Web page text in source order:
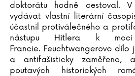
doktorátu hodně cestoval.
vydávat vlastní literární
účastnil protiválečného a
nástupu Hitlera k
Francie. Feuchtwangerovo dílo
a antifašisticky zaměřeno,
poutavých historických